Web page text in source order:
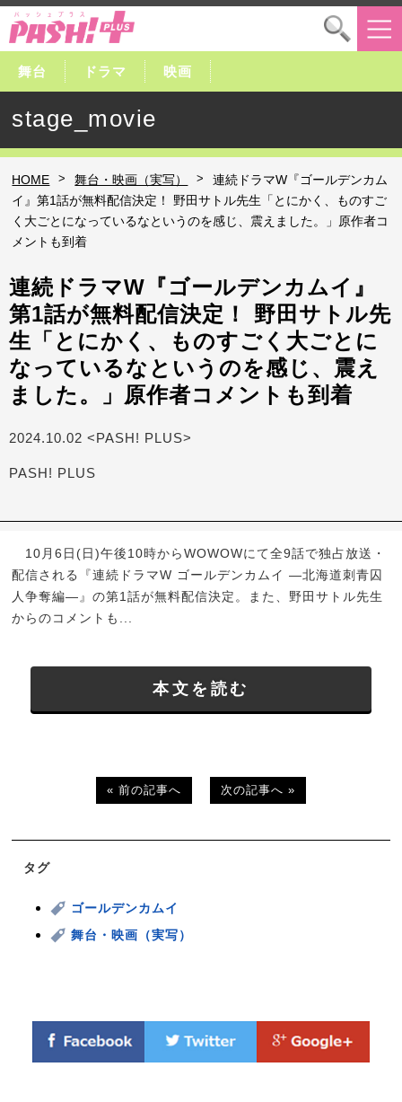
舞台 ドラマ 映画
stage_movie
HOME > 舞台・映画（実写） >
連続ドラマW『ゴールデンカム
イ』第1話が無料配信決定！ 野田サトル先生「とにかく、ものすご
く大ごとになっているなというのを感じ、震えました。」原作者コ
メントも到着
連続ドラマW『ゴールデンカムイ』
第1話が無料配信決定！ 野田サトル先
生「とにかく、ものすごく大ごとに
なっているなというのを感じ、震え
ました。」原作者コメントも到着
2024.10.02 <PASH! PLUS>
PASH! PLUS
10月6日(日)午後10時からWOWOWにて全9話で独占放送・
配信される『連続ドラマW ゴールデンカムイ ―北海道刺青囚
人争奪編―』の第1話が無料配信決定。また、野田サトル先生
からのコメントも...
本文を読む
« 前の記事へ 次の記事へ »
タグ
ゴールデンカムイ
舞台・映画（実写）